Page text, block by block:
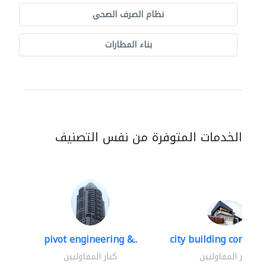
نظام الصرف الصحي
بناء المطارات
الخدمات المتوفرة من نفس التصنيف
pivot engineering &..
كبار المقاوليين
city building
كبار المقاوليين